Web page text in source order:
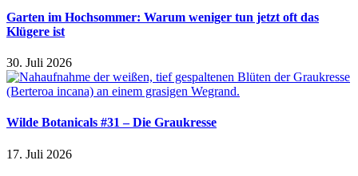
Garten im Hochsommer: Warum weniger tun jetzt oft das
Klügere ist
30. Juli 2026
Wilde Botanicals #31 – Die Graukresse
17. Juli 2026